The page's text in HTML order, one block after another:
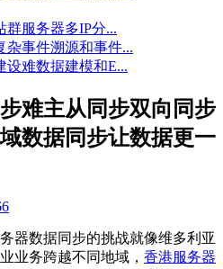
群服务器多IP分...
杂事件溯源和事件...
设难数据建模和E...
难主从同步双向同步
数据同步让数据更一
器数据同步的挑战就像维多利亚
业务跨越不同地域， 香港服务器